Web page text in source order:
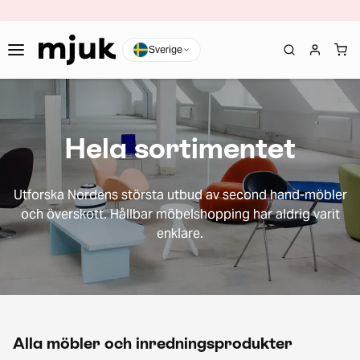
Sverige
Hela sortimentet
Utforska Nordens största utbud av second hand-möbler
och överskott. Hållbar möbelshopping har aldrig varit
enklare.
Alla möbler och inredningsprodukter